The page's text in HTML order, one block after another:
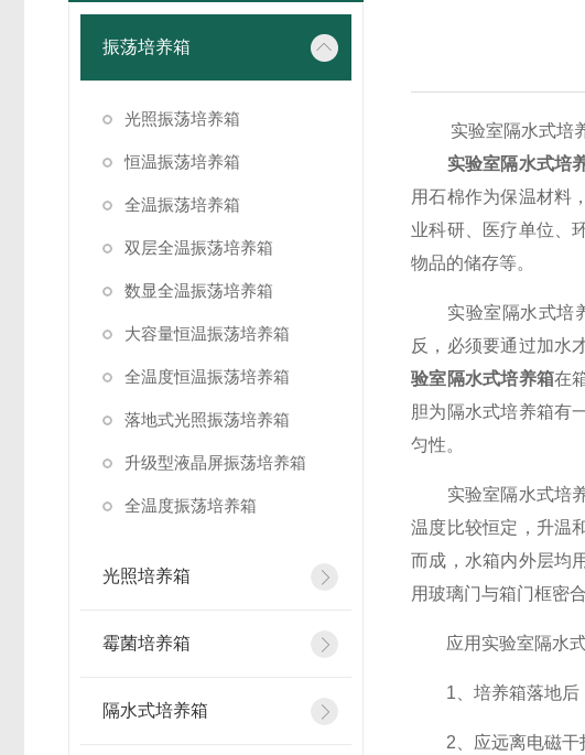
振荡培养箱
光照振荡培养箱
恒温振荡培养箱
全温振荡培养箱
双层全温振荡培养箱
数显全温振荡培养箱
大容量恒温振荡培养箱
全温度恒温振荡培养箱
落地式光照振荡培养箱
升级型液晶屏振荡培养箱
全温度振荡培养箱
光照培养箱
霉菌培养箱
隔水式培养箱
实验室隔水式培养
实验室隔水式培
用石棉作为保温材料
业科研、医疗单位、
物品的储存等。
实验室隔水式培养
反，必须要通过加水
验室隔水式培养箱在
胆为隔水式培养箱有
匀性。
实验室隔水式培养
温度比较恒定，升温
而成，水箱内外层均
用玻璃门与箱门框密
应用实验室隔水式
1、培养箱落地后，
2、应远离电磁干扰